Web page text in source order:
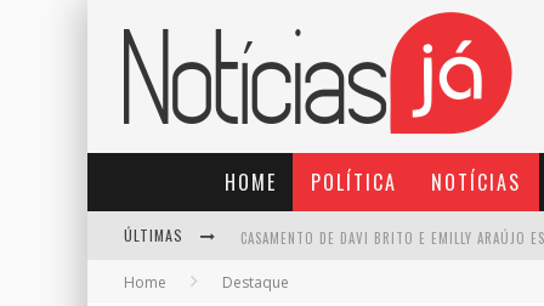
HOME POLÍTICA NOTÍCIAS
ÚLTIMAS
Home Destaque